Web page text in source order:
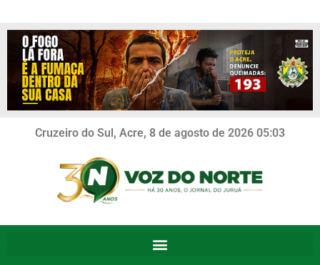
Cruzeiro do Sul, Acre, 8 de agosto de 2026 05:03